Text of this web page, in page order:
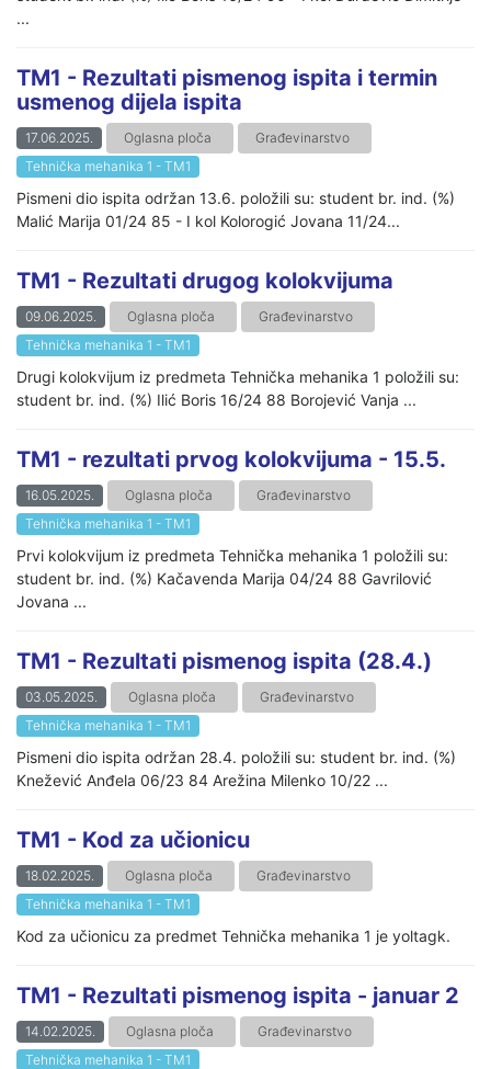
...
TM1 - Rezultati pismenog ispita i termin
usmenog dijela ispita
17.06.2025. Oglasna ploča
Građevinarstvo
Tehnička mehanika 1 - TM1
Pismeni dio ispita održan 13.6. položili su: student br. ind. (%)
Malić Marija 01/24 85 - I kol Kolorogić Jovana 11/24...
TM1 - Rezultati drugog kolokvijuma
09.06.2025. Oglasna ploča
Građevinarstvo
Tehnička mehanika 1 - TM1
Drugi kolokvijum iz predmeta Tehnička mehanika 1 položili su:
student br. ind. (%) Ilić Boris 16/24 88 Borojević Vanja ...
TM1 - rezultati prvog kolokvijuma - 15.5.
16.05.2025. Oglasna ploča
Građevinarstvo
Tehnička mehanika 1 - TM1
Prvi kolokvijum iz predmeta Tehnička mehanika 1 položili su:
student br. ind. (%) Kačavenda Marija 04/24 88 Gavrilović
Jovana ...
TM1 - Rezultati pismenog ispita (28.4.)
03.05.2025. Oglasna ploča
Građevinarstvo
Tehnička mehanika 1 - TM1
Pismeni dio ispita održan 28.4. položili su: student br. ind. (%)
Knežević Anđela 06/23 84 Arežina Milenko 10/22 ...
TM1 - Kod za učionicu
18.02.2025. Oglasna ploča
Građevinarstvo
Tehnička mehanika 1 - TM1
Kod za učionicu za predmet Tehnička mehanika 1 je yoltagk.
TM1 - Rezultati pismenog ispita - januar 2
14.02.2025. Oglasna ploča
Građevinarstvo
Tehnička mehanika 1 - TM1